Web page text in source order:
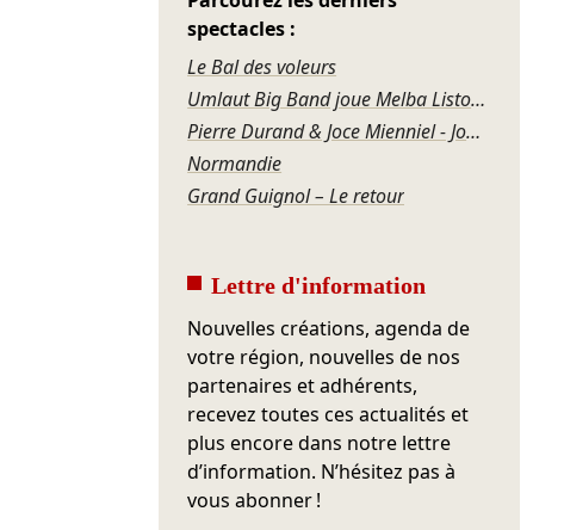
spectacles :
Le Bal des voleurs
Umlaut Big Band joue Melba Liston – Grandma’s Dance
Pierre Durand & Joce Mienniel - Jour de blues à Bamako
Normandie
Grand Guignol – Le retour
Lettre d'information
Nouvelles créations, agenda de
votre région, nouvelles de nos
partenaires et adhérents,
recevez toutes ces actualités et
plus encore dans notre lettre
d’information. N’hésitez pas à
vous abonner !